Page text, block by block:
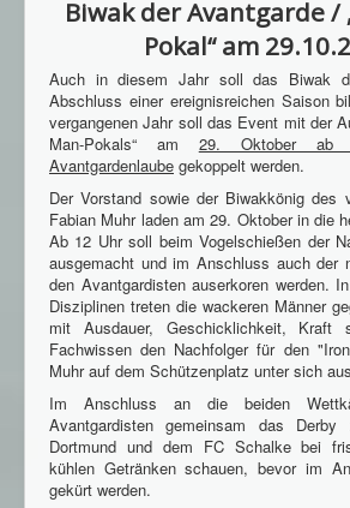
Biwak der Avantgarde /
Pokal“ am
Auch in diesem Jahr soll das Biwak
Abschluss einer ereignisreichen Saison
vergangenen Jahr soll das Event mit der
Man-Pokals“ am 29. Oktober
Avantgardenlaube gekoppelt werden.
Der Vorstand sowie der Biwakkönig des
Fabian Muhr laden am 29. Oktober in die
Ab 12 Uhr soll beim Vogelschießen der
ausgemacht und im Anschluss auch der
den Avantgardisten auserkoren werden.
Disziplinen treten die wackeren Männer
mit Ausdauer, Geschicklichkeit, Kraft
Fachwissen den Nachfolger für den
Muhr auf dem Schützenplatz unter sich
Im Anschluss an die beiden
Avantgardisten gemeinsam das Derby
Dortmund und dem FC Schalke bei
kühlen Getränken schauen, bevor im
gekürt werden.